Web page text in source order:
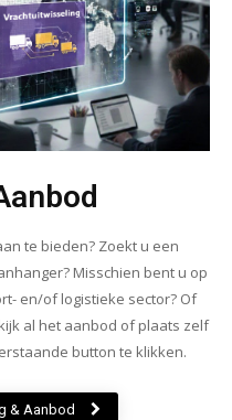
te bieden? Zoekt u een
Misschien bent u op
en/of logistieke sector? Of
al het aanbod of plaats zelf
button te klikken.
& Aanbod